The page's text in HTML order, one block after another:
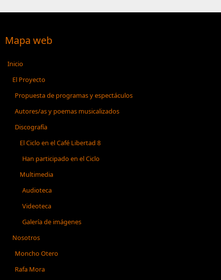
Mapa web
Inicio
El Proyecto
Propuesta de programas y espectáculos
Autores/as y poemas musicalizados
Discografía
El Ciclo en el Café Libertad 8
Han participado en el Ciclo
Multimedia
Audioteca
Videoteca
Galería de imágenes
Nosotros
Moncho Otero
Rafa Mora